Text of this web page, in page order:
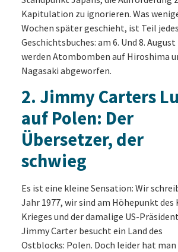
Kapitulation zu ignorieren. Was
Wochen später geschieht, ist Teil jedes
Geschichtsbuches: am 6. Und 8. August
werden Atombomben auf Hiroshima
Nagasaki abgeworfen.
2. Jimmy Carters
auf Polen: Der
Übersetzer, der
schwieg
Es ist eine kleine Sensation: Wir
Jahr 1977, wir sind am Höhepunkt des
Krieges und der damalige US-
Jimmy Carter besucht ein Land des
Ostblocks: Polen. Doch leider hat man